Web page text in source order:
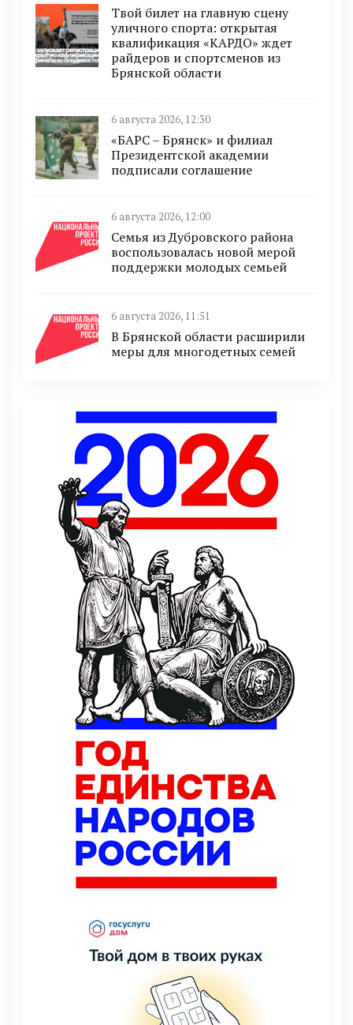
Твой билет на главную сцену
уличного спорта: открытая
квалификация «КАРДО» ждет
райдеров и спортсменов из
Брянской области
6 августа 2026, 12:30
«БАРС – Брянск» и филиал
Президентской академии
подписали соглашение
6 августа 2026, 12:00
Семья из Дубровского района
воспользовалась новой мерой
поддержки молодых семьей
6 августа 2026, 11:51
В Брянской области расширили
меры для многодетных семей